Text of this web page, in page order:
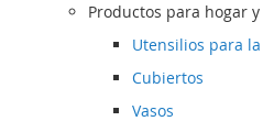
Productos para hogar
Utensilios para
Cubiertos
Vasos